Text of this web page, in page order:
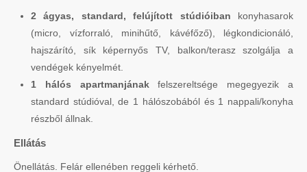
2 ágyas, standard, felújított stúdióiban konyhasarok
(micro, vízforraló, minihűtő, kávéfőző), légkondicionáló,
hajszárító, sík képernyős TV, balkon/terasz szolgálja a
vendégek kényelmét.
1 hálós apartmanjánakfelszereltsége megegyezik a
standard stúdióval, de 1 hálószobából és 1 nappali/konyha
részből állnak.
Ellátás
Önellátás. Felár ellenében reggeli kérhető.